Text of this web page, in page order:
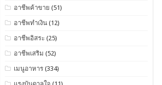
อาชีพค้าขาย (51)
อาชีพทำเงิน (12)
อาชีพอิสระ (25)
อาชีพเสริม (52)
เมนูอาหาร (334)